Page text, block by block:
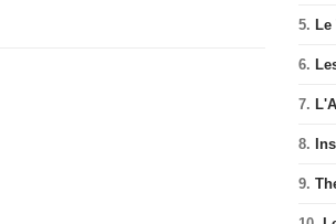
5.
6.
7.
8.
9.